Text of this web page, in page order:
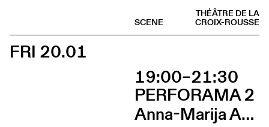
THÉÂTRE DE LA
CROIX-ROUSSE
SCENE
FRI 20.01
19:00–21:30
PERFORAMA 2
Anna-Marija Adomaityte & Gautier Teuscher, Marc Oosterhoff, Catol Teixeira, Ouinch Ouinch